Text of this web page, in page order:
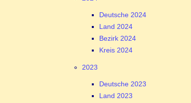
Deutsche 2024
Land 2024
Bezirk 2024
Kreis 2024
2023
Deutsche 2023
Land 2023